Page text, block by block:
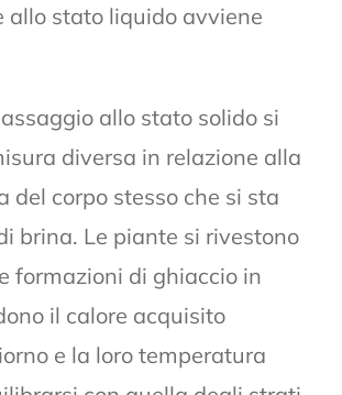
allo stato liquido avviene
allo stato solido si
diversa in relazione alla
del corpo stesso che si sta
brina. Le piante si rivestono
formazioni di ghiaccio in
il calore acquisito
e la loro temperatura